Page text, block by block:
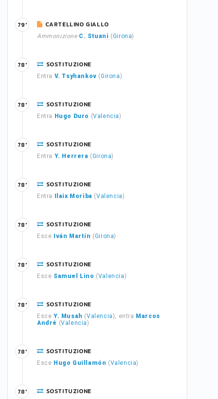
CARTELLINO GIALLO
Ammonizione C. Stuani (Girona)
79'
SOSTITUZIONE
Entra V. Tsyhankov (Girona)
78'
SOSTITUZIONE
Entra Hugo Duro (Valencia)
78'
SOSTITUZIONE
Entra Y. Herrera (Girona)
78'
SOSTITUZIONE
Entra Ilaix Moriba (Valencia)
78'
SOSTITUZIONE
Esce Iván Martín (Girona)
78'
SOSTITUZIONE
Esce Samuel Lino (Valencia)
78'
SOSTITUZIONE
Esce Y. Musah (Valencia), entra Marcos
André (Valencia)
78'
SOSTITUZIONE
Esce Hugo Guillamón (Valencia)
78'
SOSTITUZIONE
78'